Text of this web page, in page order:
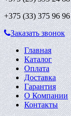
+375 (33)375 96 96
Заказать звонок
Главная
Каталог
Оплата
Доставка
Гарантия
О Компании
Контакты